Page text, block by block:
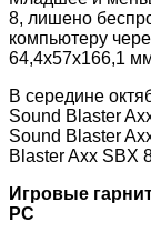
8, лишено
компьютеру
64,4х57х166,1
В середине
Sound Blaster
Sound Blaster
Blaster Axx SBX
Игровые
PC